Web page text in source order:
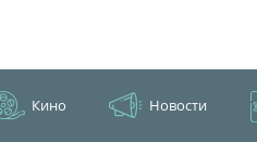
Кино Новости